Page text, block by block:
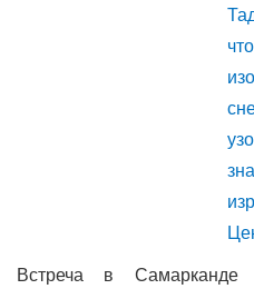
Встреча в Самарканде